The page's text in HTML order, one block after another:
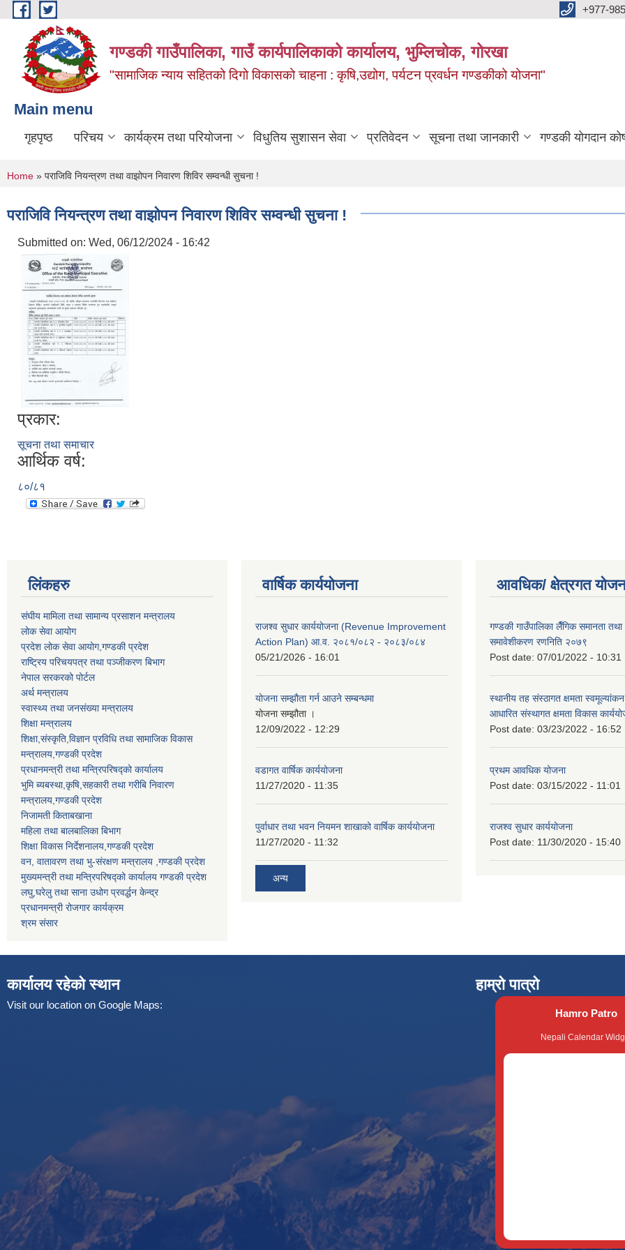
Skip to main content +977-
गण्डकी गाउँपालिका, गाउँ कार्यपालिकाको कार्यालय, भुम्लिचोक, गोरखा
"सामाजिक न्याय सहितको दिगो विकासको चाहना : कृषि,उद्योग, पर्यटन प्रवर्धन गण्डकीको योजना"
Main menu
गृहपृष्ठ परिचय कार्यक्रम तथा परियोजना विधुतिय सुशासन सेवा प्रतिवेदन सूचना तथा जानकारी गण्डकी योगदान
You are here
Home » पराजिवि नियन्त्रण तथा वाझोपन निवारण शिविर सम्वन्धी सुचना !
पराजिवि नियन्त्रण तथा वाझोपन निवारण शिविर सम्वन्धी सुचना !
Submitted on: Wed, 06/12/2024 - 16:42
प्रकार:
सूचना तथा समाचार
आर्थिक वर्ष:
८०/८१
लिंकहरु
संघीय मामिला तथा सामान्य प्रसाशन मन्त्रालय
लोक सेवा आयोग
प्रदेश लोक सेवा आयोग,गण्डकी प्रदेश
राष्ट्रिय परिचयपत्र तथा पञ्जीकरण बिभाग
नेपाल सरकरको पोर्टल
अर्थ मन्त्रालय
स्वास्थ्य तथा जनसंख्या मन्त्रालय
शिक्षा मन्त्रालय
शिक्षा,संस्कृति,विज्ञान प्रविधि तथा सामाजिक विकास
मन्त्रालय,गण्डकी प्रदेश
प्रधानमन्त्री तथा मन्त्रिपरिषद्को कार्यालय
भुमि ब्यबस्था,कृषि,सहकारी तथा गरीबि निवारण
मन्त्रालय,गण्डकी प्रदेश
निजामती किताबखाना
महिला तथा बालबालिका बिभाग
शिक्षा विकास निर्देशनालय,गण्डकी प्रदेश
वन, वातावरण तथा भु-संरक्षण मन्त्रालय ,गण्डकी प्रदेश
मुख्यमन्त्री तथा मन्त्रिपरिषद्को कार्यालय गण्डकी प्रदेश
लघु,घरेलु तथा साना उधोग प्रवर्द्धन केन्द्र
प्रधानमन्त्री रोजगार कार्यक्रम
श्रम संसार
वार्षिक कार्ययोजना
राजश्व सुधार कार्ययोजना (Revenue Improvement
Action Plan) आ.व. २०८१/०८२ - २०८३/०८४
05/21/2026 - 16:01
योजना सम्झौता गर्न आउने सम्बन्धमा
योजना सम्झौता ।
12/09/2022 - 12:29
वडागत वार्षिक कार्ययोजना
11/27/2020 - 11:35
पुर्वाधार तथा भवन नियमन शाखाको वार्षिक कार्ययोजना
11/27/2020 - 11:32
अन्य
आवधिक/ क्षेत्रगत
गण्डकी गाउँपालिका लैँगिक समानता तथा
समावेशीकरण रणनिति २०७९
Post date: 07/01/2022 - 10:31
स्थानीय तह संस्ठागत क्षमता
आधारित संस्थागत क्षमता विकास
Post date: 03/23/2022 - 16:52
प्रथम आवधिक योजना
Post date: 03/15/2022 - 11:01
राजश्व सुधार कार्ययोजना
Post date: 11/30/2020 - 15:40
कार्यालय रहेको स्थान
Visit our location on Google Maps:
हाम्रो पात्रो
Hamro Patro
Nepali Calendar